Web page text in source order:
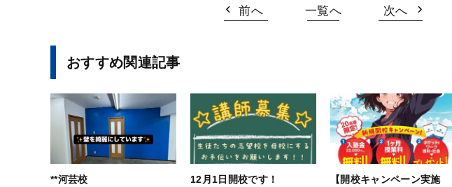
前へ 一覧へ 次へ
おすすめ関連記事
**河芸校 12月1日開校です！
【開校キャンペーン実施